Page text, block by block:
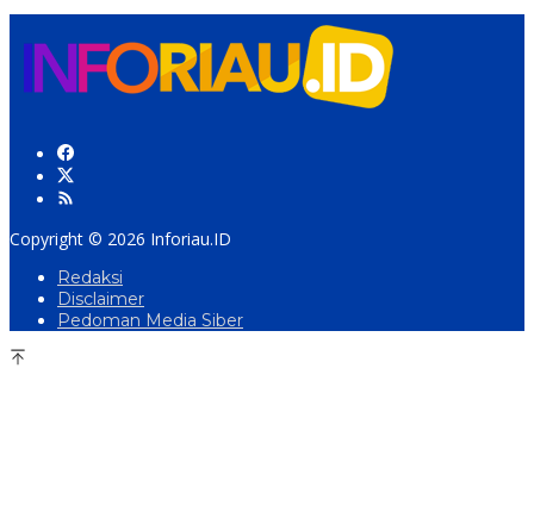
Copyright © 2026 Inforiau.ID
Redaksi
Disclaimer
Pedoman Media Siber